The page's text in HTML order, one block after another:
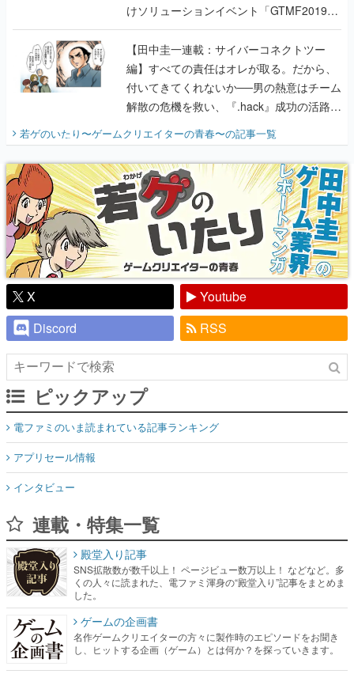
けソリューションイベント「GTMF2019」
に行って、より理解を深めよう【PR】
【田中圭一連載：サイバーコネクトツー
編】すべての責任はオレが取る。だから、
付いてきてくれないか──男の熱意はチーム
解散の危機を救い、『.hack』成功の活路を
『少年ジャンプ』色だった【若ゲのいた
り】
若ゲのいたり〜ゲームクリエイターの青春〜の記事一覧
X
Youtube
Discord
RSS
ピックアップ
電ファミのいま読まれている記事ランキング
アプリセール情報
インタビュー
連載・特集一覧
殿堂入り記事
SNS拡散数が数千以上！ ページビュー数万以上！ などなど。多
くの人々に読まれた、電ファミ渾身の“殿堂入り”記事をまとめま
した。
ゲームの企画書
名作ゲームクリエイターの方々に製作時のエピソードをお聞き
し、ヒットする企画（ゲーム）とは何か？を探っていきます。